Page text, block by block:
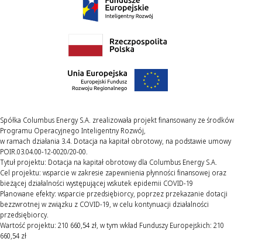
Spółka Columbus Energy S.A. zrealizowała projekt finansowany ze środków
Programu Operacyjnego Inteligentny Rozwój,
w ramach działania 3.4. Dotacja na kapitał obrotowy, na podstawie umowy
POIR.03.04.00-12-0020/20-00.
Tytuł projektu: Dotacja na kapitał obrotowy dla Columbus Energy S.A.
Cel projektu: wsparcie w zakresie zapewnienia płynności finansowej oraz
bieżącej działalności występującej wskutek epidemii COVID-19
Planowane efekty: wsparcie przedsiębiorcy, poprzez przekazanie dotacji
bezzwrotnej w związku z COVID-19, w celu kontynuacji działalności
przedsiębiorcy.
Wartość projektu: 210 660,54 zł, w tym wkład Funduszy Europejskich: 210
660,54 zł